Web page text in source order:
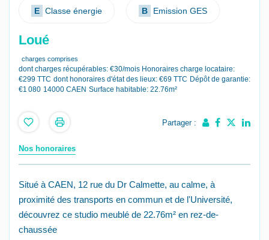
E Classe énergie B Emission GES
Loué
charges comprises
dont charges récupérables: €30/mois Honoraires charge locataire:
€299 TTC dont honoraires d'état des lieux: €69 TTC Dépôt de garantie:
€1 080 14000 CAEN Surface habitable: 22.76m²
Partager :
Nos honoraires
Situé à CAEN, 12 rue du Dr Calmette, au calme, à
proximité des transports en commun et de l'Université,
découvrez ce studio meublé de 22.76m² en rez-de-
chaussée